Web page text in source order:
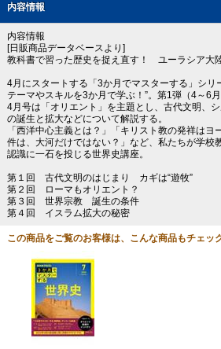
内容情報
内容情報
[日販商品データベースより]
教科書で習った歴史を捉え直す！ ユーラシア大
4月にスタートする「3か月でマスターする」シリ
テーマやスキルを3か月で学ぶ！”。第1弾（4～6
4月号は「オリエント」を主題とし、古代文明、
の誕生と拡大などについて解説する。
「西洋中心主義とは？」「キリスト教の発祥はヨ
件は、大河だけではない？」など、私たちが学校
認識に一石を投じる世界史講座。
第１回 古代文明のはじまり カギは“遊牧”
第２回 ローマもオリエント？
第３回 世界宗教 誕生の条件
第４回 イスラム拡大の秘密
この商品をご覧のお客様は、こんな商品もチェッ